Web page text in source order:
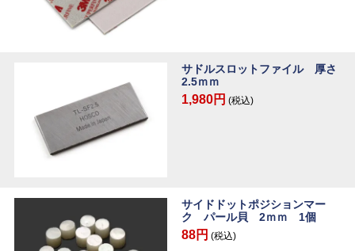
サドルスロットファイル 厚さ
2.5ｍｍ
1,980円 (税込)
サイドドットポジションマー
ク パール貝 2ｍｍ 1個
88円 (税込)